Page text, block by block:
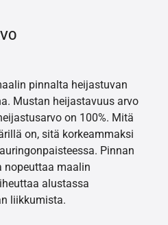
pinnalta heijastuvan
Mustan heijastavuus arvo
on 100%. Mitä
on, sitä korkeammaksi
Pinnan
nopeuttaa maalin
alustassa
liikkumista.